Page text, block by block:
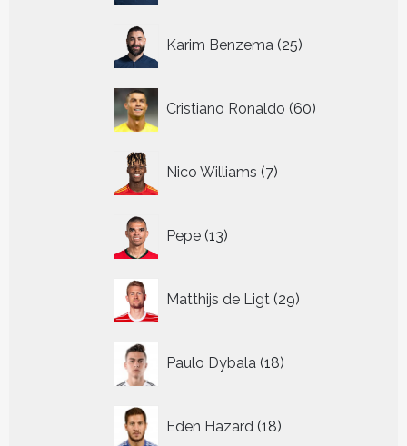
Karim Benzema 25
producten
Cristiano Ronaldo 60
producten
Nico Williams 7
producten
Pepe 13
producten
Matthijs de Ligt 29
producten
Paulo Dybala 18
producten
Eden Hazard 18
producten